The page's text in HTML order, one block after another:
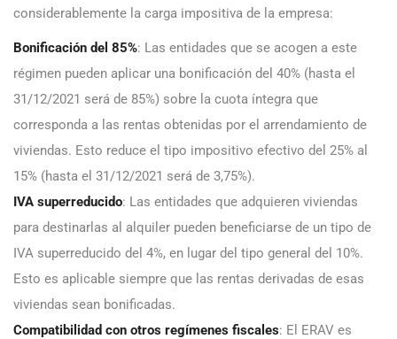
considerablemente la carga impositiva de la empresa:
Bonificación del 85%: Las entidades que se acogen a este
régimen pueden aplicar una bonificación del 40% (hasta el
31/12/2021 será de 85%) sobre la cuota íntegra que
corresponda a las rentas obtenidas por el arrendamiento de
viviendas. Esto reduce el tipo impositivo efectivo del 25% al
15% (hasta el 31/12/2021 será de 3,75%).
IVA superreducido: Las entidades que adquieren viviendas
para destinarlas al alquiler pueden beneficiarse de un tipo de
IVA superreducido del 4%, en lugar del tipo general del 10%.
Esto es aplicable siempre que las rentas derivadas de esas
viviendas sean bonificadas.
Compatibilidad con otros regímenes fiscales: El ERAV es